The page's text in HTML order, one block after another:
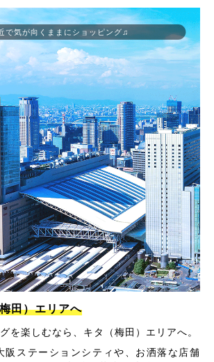
田）エリアへ
を楽しむなら、キタ（梅田）エリアへ。
阪ステーションシティや、お洒落な店舗
で気が向くままにショッピング♫